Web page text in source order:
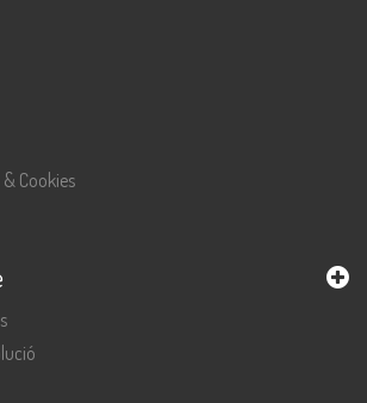
Cookies